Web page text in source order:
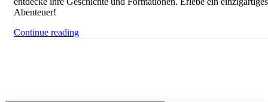
Abenteuer!
Continue reading